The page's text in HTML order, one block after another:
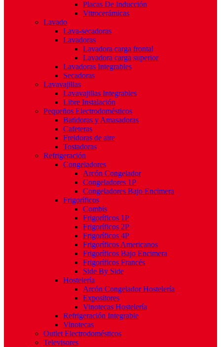
Placas De Inducción
Vitrocerámicas
Lavado
Lava-secadoras
Lavadoras
Lavadora carga frontal
Lavadora carga superior
Lavadoras Integrables
Secadoras
Lavavajillas
Lavavajillas Integrables
Libre Instalación
Pequeños Electrodomésticos
Batidoras y Amasadoras
Cafeteras
Freidoras de aire
Tostadoras
Refrigeración
Congeladores
Arcón Congelador
Congeladores 1P
Congeladores Bajo Encimera
Frigoríficos
Combis
Frigoríficos 1P
Frigoríficos 2P
Frigoríficos 4P
Frigoríficos Americanos
Frigoríficos Bajo Encimera
Frigoríficos Francés
Side By Side
Hostelería
Arcón Congelador Hostelería
Expositores
Vinotecas Hostelería
Refrigeración Integrable
Vinotecas
Outlet Electrodomésticos
Televisores